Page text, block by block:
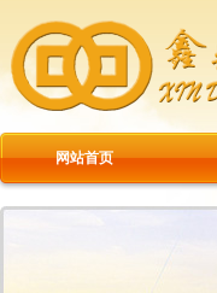
网站首页